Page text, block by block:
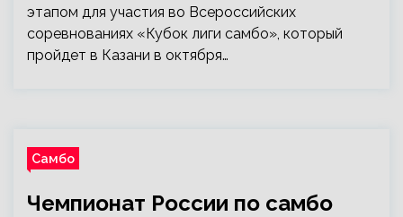
этапом для участия во Всероссийских
соревнованиях «Кубок лиги самбо», который
пройдет в Казани в октября…
Самбо
Чемпионат России по самбо